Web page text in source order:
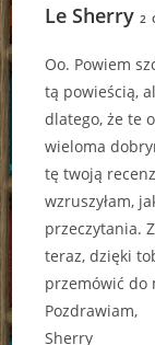
Le Sherry 2
Oo. Powiem
tą powieścią,
dlatego, że te
wieloma
tę twoją
wzruszyłam,
przeczytania.
teraz, dzięki
przemówić do
Pozdrawiam,
Sherry